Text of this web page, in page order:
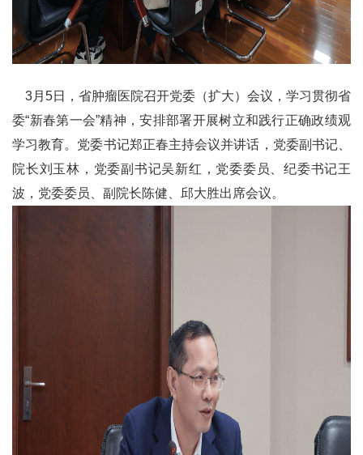
3月5日，省肿瘤医院召开党委（扩大）会议，学习贯彻省
委“新春第一会”精神，安排部署开展树立和践行正确政绩观
学习教育。党委书记郑正春主持会议并讲话，党委副书记、
院长刘玉林，党委副书记吴新红，党委委员、纪委书记王
波，党委委员、副院长陈健、邱大胜出席会议。